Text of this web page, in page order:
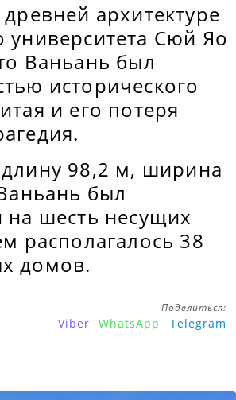
архитектуре
университета Сюй Яо
Ваньань был
исторического
и его потеря
98,2 м, ширина
был
на шесть несущих
располагалось 38
домов.
Поделиться:
Viber WhatsApp Telegram